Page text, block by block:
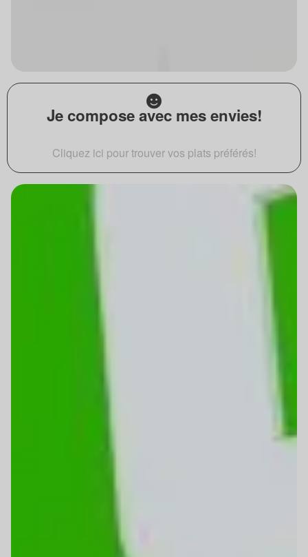
Je compose avec mes envies!
Cliquez ici pour trouver vos plats préférés!